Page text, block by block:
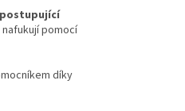
pomocí
díky